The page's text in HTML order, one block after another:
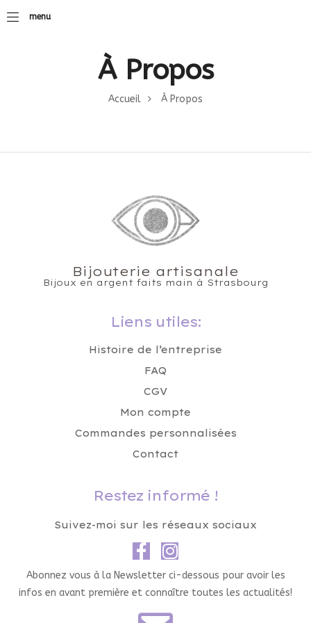
menu
Accueil À Propos
À Propos
Bijouterie artisanale
Bijoux en argent faits main à Strasbourg
Liens utiles:
Histoire de l’entreprise
FAQ
CGV
Mon compte
Commandes personnalisées
Contact
Restez informé !
Suivez-moi sur les réseaux sociaux
Abonnez vous à la Newsletter ci-dessous pour avoir les
infos en avant première et connaître toutes les actualités!